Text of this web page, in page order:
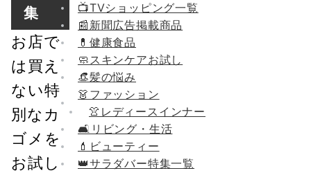
集
お店で
は買え
ない特
別なカ
ゴメを
お試し
📺TVショッピング一覧
📰新聞広告掲載商品
💊健康食品
🧼スキンケアお試し
👒髪の悩み
👗ファッション
👚レディースインナー
🛋リビング・生活
💄ビューティー
👑サラダバー特集一覧